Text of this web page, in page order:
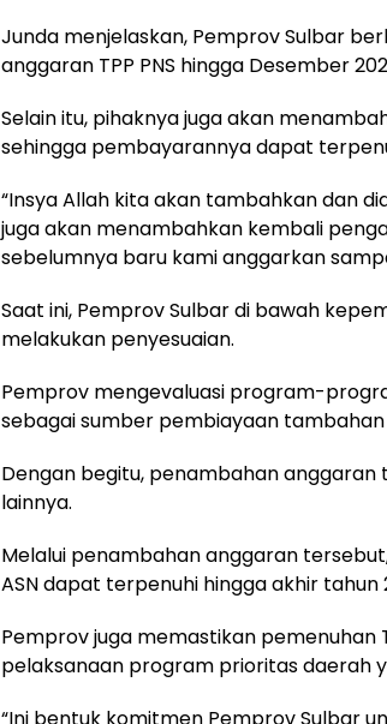
Junda menjelaskan, Pemprov Sulbar
anggaran TPP PNS hingga Desember
Selain itu, pihaknya juga akan
sehingga pembayarannya dapat
“Insya Allah kita akan tambahkan dan
juga akan menambahkan kembali
sebelumnya baru kami anggarkan
Saat ini, Pemprov Sulbar di bawah
melakukan penyesuaian.
Pemprov mengevaluasi program-
sebagai sumber pembiayaan tambahan
Dengan begitu, penambahan
lainnya.
Melalui penambahan anggaran
ASN dapat terpenuhi hingga akhir tahun
Pemprov juga memastikan pemenuhan
pelaksanaan program prioritas daerah